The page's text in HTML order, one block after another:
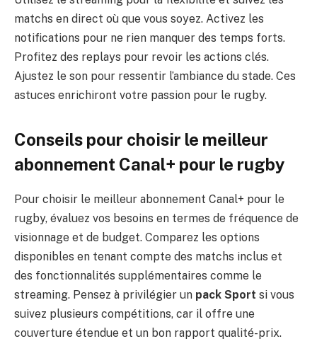
matchs en direct où que vous soyez. Activez les
notifications pour ne rien manquer des temps forts.
Profitez des replays pour revoir les actions clés.
Ajustez le son pour ressentir l’ambiance du stade. Ces
astuces enrichiront votre passion pour le rugby.
Conseils pour choisir le meilleur
abonnement Canal+ pour le rugby
Pour choisir le meilleur abonnement Canal+ pour le
rugby, évaluez vos besoins en termes de fréquence de
visionnage et de budget. Comparez les options
disponibles en tenant compte des matchs inclus et
des fonctionnalités supplémentaires comme le
streaming. Pensez à privilégier un pack Sport si vous
suivez plusieurs compétitions, car il offre une
couverture étendue et un bon rapport qualité-prix.